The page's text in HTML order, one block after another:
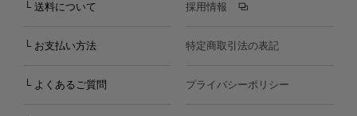
└ 送料について
└ お支払い方法
└ よくあるご質問
採用情報
特定商取引法の表記
プライバシーポリシー